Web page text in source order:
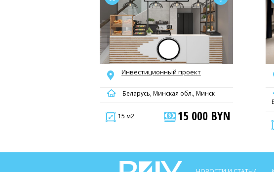
Инвестиционный проект
Беларусь, Минская обл., Минск
15 м2 15 000 BYN